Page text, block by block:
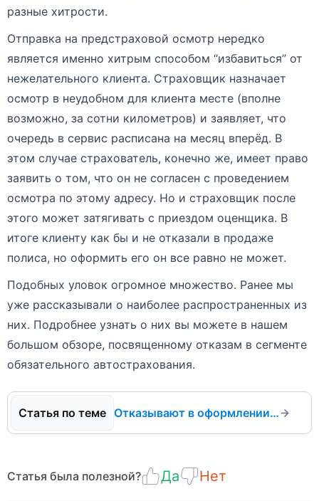
разные хитрости.
Отправка на предстраховой осмотр нередко
является именно хитрым способом “избавиться” от
нежелательного клиента. Страховщик назначает
осмотр в неудобном для клиента месте (вполне
возможно, за сотни километров) и заявляет, что
очередь в сервис расписана на месяц вперёд. В
этом случае страхователь, конечно же, имеет право
заявить о том, что он не согласен с проведением
осмотра по этому адресу. Но и страховщик после
этого может затягивать с приездом оценщика. В
итоге клиенту как бы и не отказали в продаже
полиса, но оформить его он все равно не может.
Подобных уловок огромное множество. Ранее мы
уже рассказывали о наиболее распространенных из
них. Подробнее узнать о них вы можете в нашем
большом обзоре, посвященному отказам в сегменте
обязательного автострахования.
Отказывают в оформлении ОСАГО: что делать?
Статья была полезной? Да Нет